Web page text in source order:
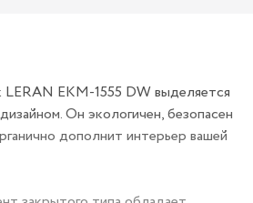
LERAN EKM-1555 DW выделяется
Он экологичен, безопасен
дополнит интерьер вашей